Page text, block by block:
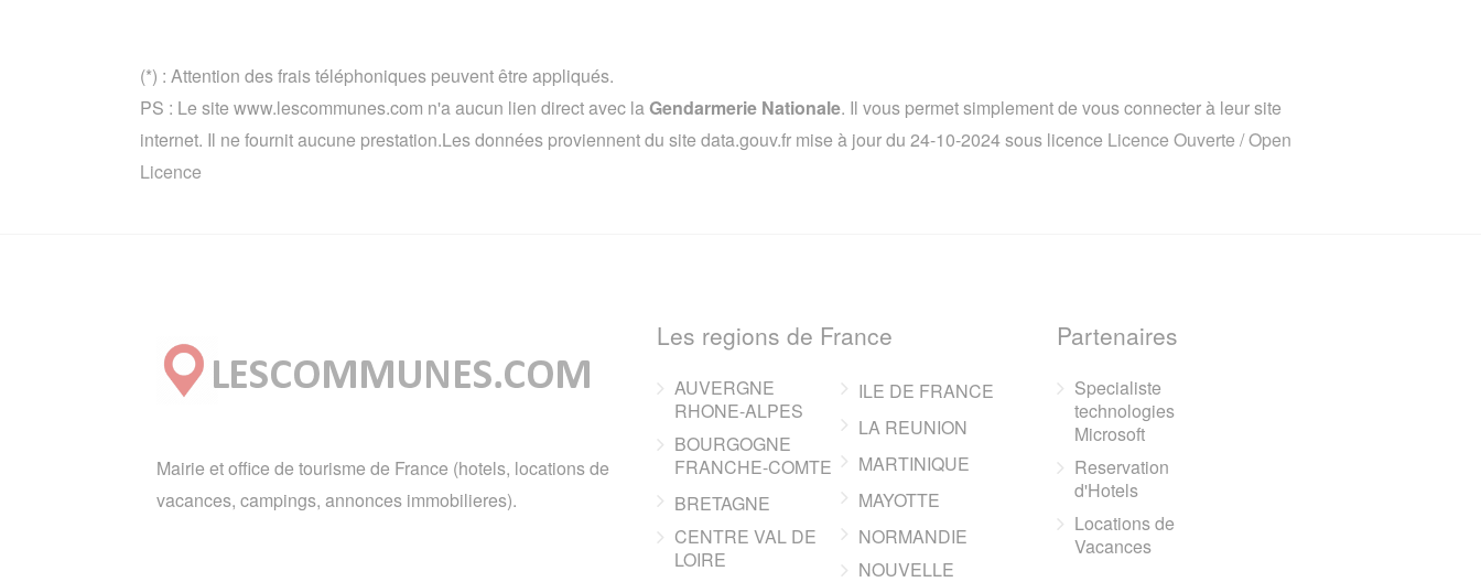
(*) : Attention des frais téléphoniques peuvent être appliqués.
PS : Le site www.lescommunes.com n'a aucun lien direct avec laGendarmerie Nationale. Il vous permet simplement de vous connecter à leur site
internet. Il ne fournit aucune prestation.Les données proviennent du site data.gouv.fr mise à jour du 24-10-2024 sous licence Licence Ouverte / Open
Licence
Mairie et office de tourisme de France (hotels, locations de
vacances, campings, annonces immobilieres).
Les regions de France
AUVERGNE
RHONE-ALPES
BOURGOGNE
FRANCHE-COMTE
BRETAGNE
CENTRE VAL DE
LOIRE
ILE DE FRANCE
LA REUNION
MARTINIQUE
MAYOTTE
NORMANDIE
NOUVELLE
Partenaires
Specialiste
technologies
Microsoft
Reservation
d'Hotels
Locations de
Vacances